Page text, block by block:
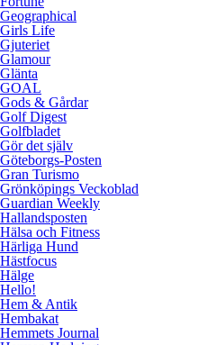
Geographical
Girls Life
Gjuteriet
Glamour
Glänta
GOAL
Gods & Gårdar
Golf Digest
Golfbladet
Gör det själv
Göteborgs-Posten
Gran Turismo
Grönköpings Veckoblad
Guardian Weekly
Hallandsposten
Hälsa och Fitness
Härliga Hund
Hästfocus
Hälge
Hello!
Hem & Antik
Hembakat
Hemmets Journal